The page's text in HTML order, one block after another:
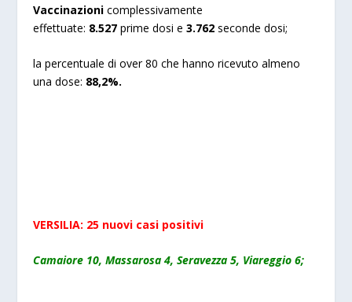
Vaccinazioni complessivamente
effettuate: 8.527prime dosi e 3.762seconde dosi;
la percentuale di over 80 che hanno ricevuto almeno
una dose: 88,2%.
VERSILIA: 25 nuovi casi positivi
Camaiore 10, Massarosa 4, Seravezza 5, Viareggio 6;